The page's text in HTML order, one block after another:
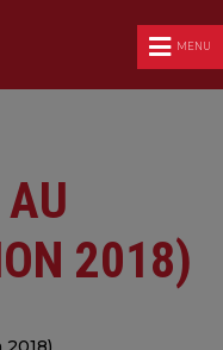
MENU
2018)